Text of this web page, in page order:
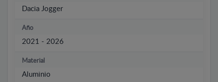
Dacia Jogger
Año
2021 - 2026
Material
Aluminio